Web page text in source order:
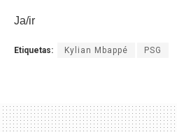
Ja/ir
Etiquetas: Kylian Mbappé PSG